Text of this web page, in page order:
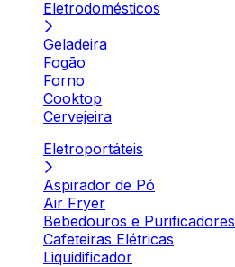
Eletrodomésticos
Geladeira
Fogão
Forno
Cooktop
Cervejeira
Eletroportáteis
Aspirador de Pó
Air Fryer
Bebedouros e Purificadores
Cafeteiras Elétricas
Liquidificador